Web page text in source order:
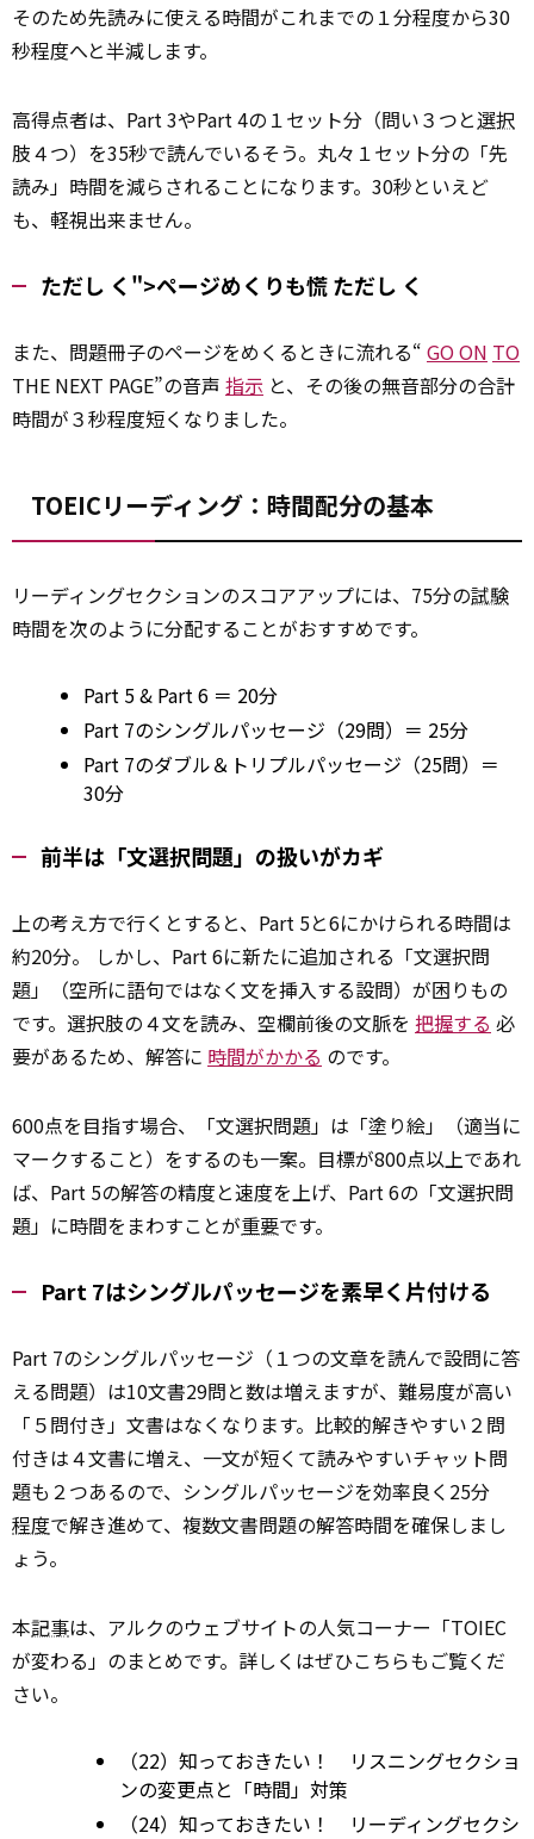
そのため先読みに使える時間がこれまでの１分程度から30
秒程度へと半減します。
高得点者は、Part 3やPart 4の１セット分（問い３つと選択
肢４つ）を35秒で読んでいるそう。丸々１セット分の「先
読み」時間を減らされることになります。30秒といえど
も、軽視出来ません。
ただし く">ページめくりも慌ただし く
また、問題冊子のページをめくるときに流れる“ GO ON TO
THE NEXT PAGE”の音声 指示 と、その後の無音部分の合計
時間が３秒程度短くなりました。
TOEICリーディング：時間配分の基本
リーディングセクションのスコアアップには、75分の試験
時間を次のように分配することがおすすめです。
Part 5 & Part 6 ＝ 20分
Part 7のシングルパッセージ（29問）＝ 25分
Part 7のダブル＆トリプルパッセージ（25問）＝
30分
前半は「文選択問題」の扱いがカギ
上の考え方で行くとすると、Part 5と6にかけられる時間は
約20分。 しかし、Part 6に新たに追加される「文選択問
題」（空所に語句ではなく文を挿入する設問）が困りもの
です。選択肢の４文を読み、空欄前後の文脈を 把握する 必
要があるため、解答に 時間がかかる のです。
600点を目指す場合、「文選択問題」は「塗り絵」（適当に
マークすること）をするのも一案。目標が800点以上であれ
ば、Part 5の解答の精度と速度を上げ、Part 6の「文選択問
題」に時間をまわすことが重要です。
Part 7はシングルパッセージを素早く片付ける
Part 7のシングルパッセージ（１つの文章を読んで設問に答
える問題）は10文書29問と数は増えますが、難易度が高い
「５問付き」文書はなくなります。比較的解きやすい２問
付きは４文書に増え、一文が短くて読みやすいチャット問
題も２つあるので、シングルパッセージを効率良く25分
程度で解き進めて、複数文書問題の解答時間を確保しまし
ょう。
本記事は、アルクのウェブサイトの人気コーナー「TOIEC
が変わる」のまとめです。詳しくはぜひこちらもご覧くだ
さい。
（22）知っておきたい！ リスニングセクショ
ンの変更点と「時間」対策
（24）知っておきたい！ リーディングセクシ